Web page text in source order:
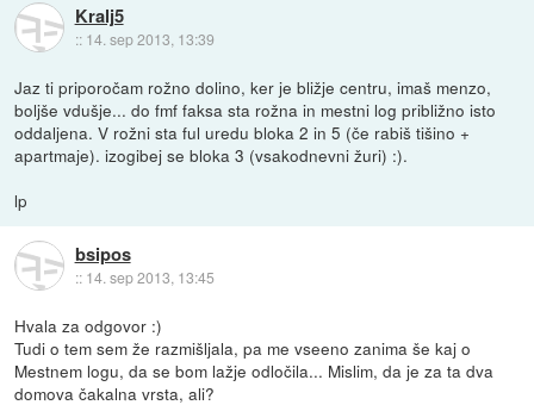
Kralj5
:: 14. sep 2013, 13:39
Jaz ti priporočam rožno dolino, ker je bližje centru, imaš menzo,
boljše vdušje... do fmf faksa sta rožna in mestni log približno isto
oddaljena. V rožni sta ful uredu bloka 2 in 5 (če rabiš tišino +
apartmaje). izogibej se bloka 3 (vsakodnevni žuri) :).
lp
bsipos
:: 14. sep 2013, 13:45
Hvala za odgovor :)
Tudi o tem sem že razmišljala, pa me vseeno zanima še kaj o
Mestnem logu, da se bom lažje odločila... Mislim, da je za ta dva
domova čakalna vrsta, ali?